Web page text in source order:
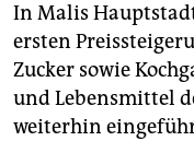
In Malis
ersten
Zucker sowie
und Lebensmittel
weiterhin